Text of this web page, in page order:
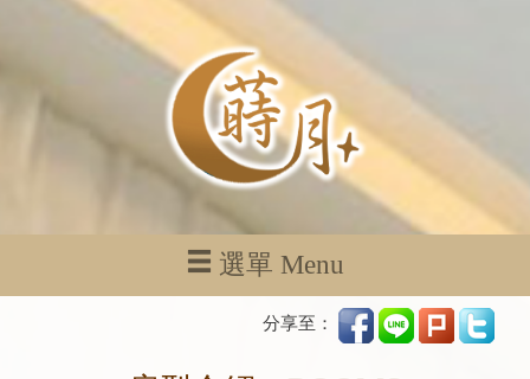
選單 Menu
分享至：